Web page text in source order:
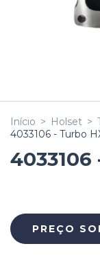
Início > Holset >
4033106 - Turbo
4033106